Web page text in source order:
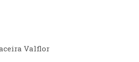
Valflor